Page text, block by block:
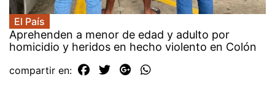
El País
Aprehenden a menor de edad y adulto por
homicidio y heridos en hecho violento en Colón
compartir en: